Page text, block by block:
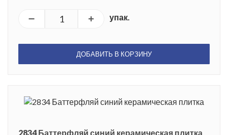
упак.
ДОБАВИТЬ В КОРЗИНУ
2834 Баттерфляй синий керамическая плитка